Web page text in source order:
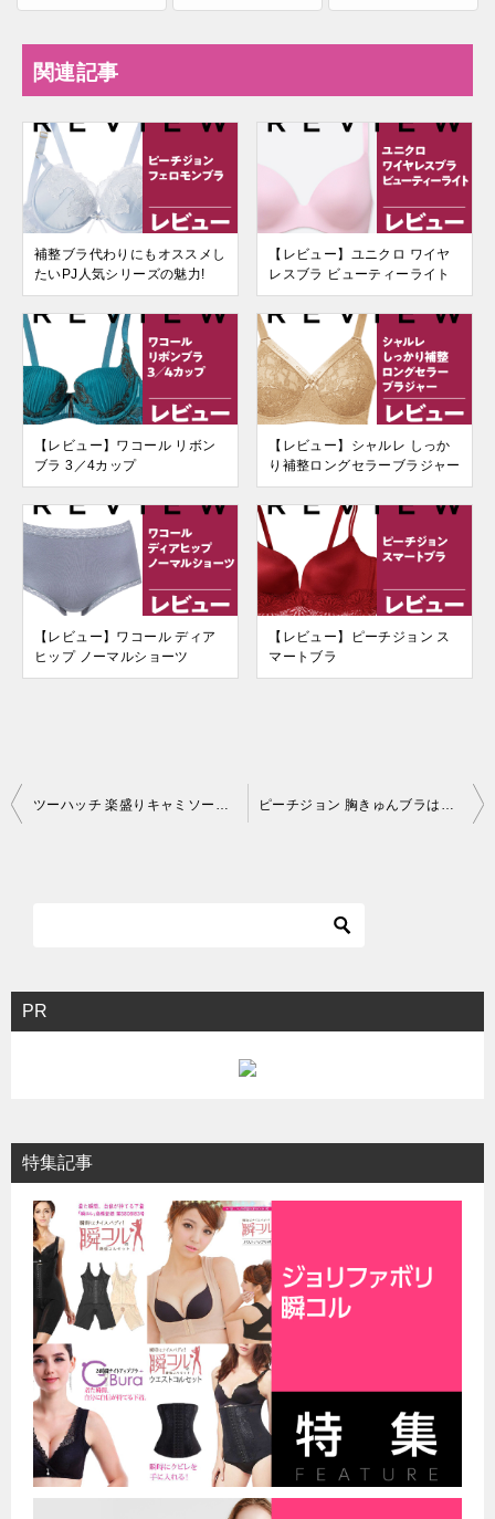
関連記事
補整ブラ代わりにもオススメし
たいPJ人気シリーズの魅力!
【レビュー】ユニクロ ワイヤ
レスブラ ビューティーライト
【レビュー】ワコール リボン
ブラ 3／4カップ
【レビュー】シャルレ しっか
り補整ロングセラーブラジャー
【レビュー】ワコール ディア
ヒップ ノーマルショーツ
【レビュー】ピーチジョン ス
マートブラ
投
シ
ツーハッチ 楽盛りキャミソールはシャツコーデに便利 ピーチジョン 胸きゅんブラはシンプルかわいいノンワイヤーブラ
PR
特集記事